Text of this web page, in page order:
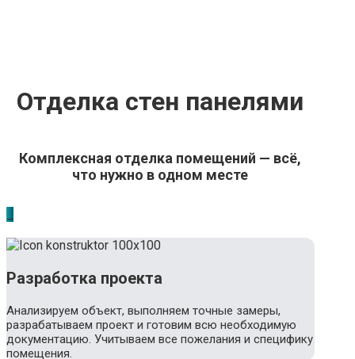
Отделка стен панелями
Комплексная отделка помещений — всё,
что нужно в одном месте
Разработка проекта
Анализируем объект, выполняем точные замеры,
разрабатываем проект и готовим всю необходимую
документацию. Учитываем все пожелания и специфику
помещения.